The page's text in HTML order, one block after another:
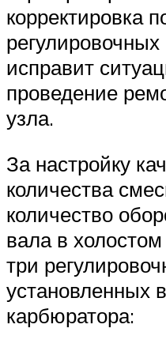
корректировка
исправит
проведение
узла.
За настройку
количества
количество
вала в
три
установленных
карбюратора: